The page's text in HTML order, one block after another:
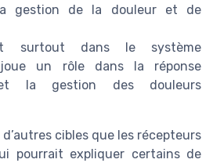
gestion de la douleur et de
surtout dans le système
un rôle dans la réponse
et la gestion des douleurs
cibles que les récepteurs
pourrait expliquer certains de